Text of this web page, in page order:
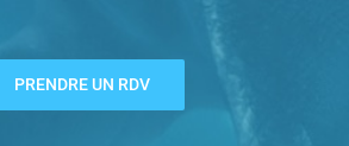
PRENDRE UN RDV